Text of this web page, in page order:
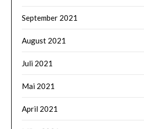
September 2021
August 2021
Juli 2021
Mai 2021
April 2021